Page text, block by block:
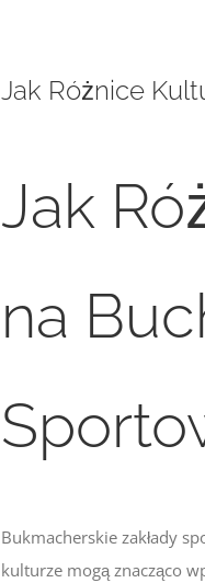
Jak Różnice
Jak
na
Bukmacherskie zakłady
kulturze mogą znacząco